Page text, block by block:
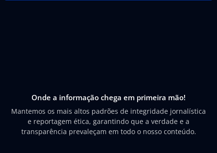
Onde a informação chega em primeira mão!
Mantemos os mais altos padrões de integridade jornalística
e reportagem ética, garantindo que a verdade e a
transparência prevaleçam em todo o nosso conteúdo.